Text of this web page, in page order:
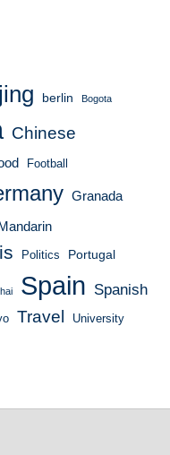
berlin Bogota
Chinese
Football
Granada
Mandarin
Politics Portugal
Spain Spanish
Travel University